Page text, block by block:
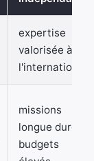
expertise
valorisée à
l'international
missions
longue durée,
budgets